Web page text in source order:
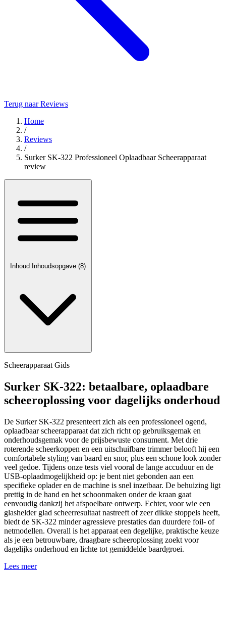
Terug naar Reviews
Home
/
Reviews
/
Surker SK-322 Professioneel Oplaadbaar Scheerapparaat
review
Inhoud Inhoudsopgave (8)
Scheerapparaat Gids
Surker SK-322: betaalbare, oplaadbare
scheeroplossing voor dagelijks onderhoud
De Surker SK-322 presenteert zich als een professioneel ogend,
oplaadbaar scheerapparaat dat zich richt op gebruiksgemak en
onderhoudsgemak voor de prijsbewuste consument. Met drie
roterende scheerkoppen en een uitschuifbare trimmer belooft hij een
comfortabele styling van baard en snor, plus een schone look zonder
veel gedoe. Tijdens onze tests viel vooral de lange accuduur en de
USB-oplaadmogelijkheid op: je bent niet gebonden aan een
specifieke oplader en de machine is snel inzetbaar. De behuizing ligt
prettig in de hand en het schoonmaken onder de kraan gaat
eenvoudig dankzij het afspoelbare ontwerp. Echter, voor wie een
glashelder glad scheerresultaat nastreeft of zeer dikke stoppels heeft,
biedt de SK-322 minder agressieve prestaties dan duurdere foil- of
netmodellen. Overall is het apparaat een degelijke, praktische keuze
als je een betrouwbare, draagbare scheeroplossing zoekt voor
dagelijks onderhoud en lichte tot gemiddelde baardgroei.
Lees meer